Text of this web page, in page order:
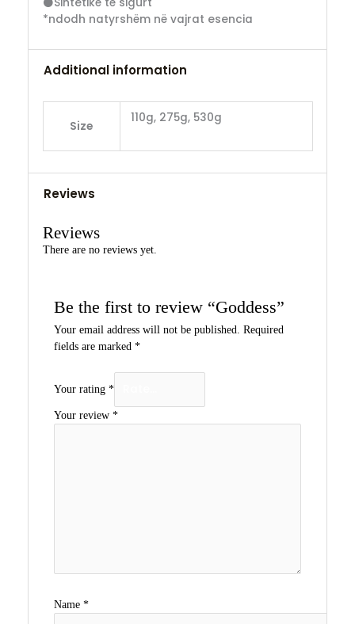
*ndodh natyrshëm në vajrat esencia
Additional information
Size
110g, 275g, 530g
Reviews
Reviews
There are no reviews yet.
Be the first to review “Goddess”
Your email address will not be published. Required
fields are marked *
Your rating *
Your review *
Name *